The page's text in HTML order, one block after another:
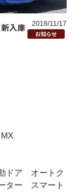
入庫
2018/11/17
お知らせ
ドア オートク
ター スマート